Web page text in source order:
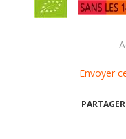
Envoyer
PARTAGER